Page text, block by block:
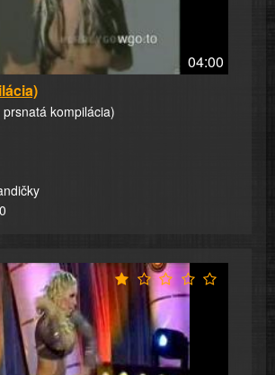
04:00
kompilácia)